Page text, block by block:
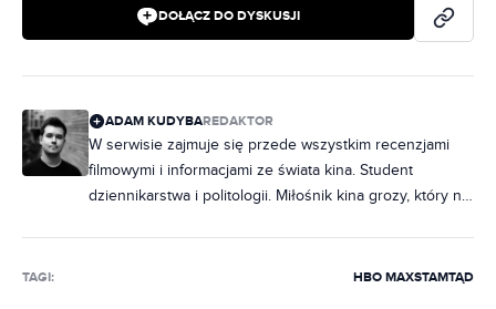
DOŁĄCZ DO DYSKUSJI
ADAM KUDYBAREDAKTOR
W serwisie zajmuje się przede wszystkim recenzjami
filmowymi i informacjami ze świata kina. Student
dziennikarstwa i politologii. Miłośnik kina grozy, który na
większość playlisty na Spotify. Wcześniej publikował w
TAGI: HBO MAXSTAMTĄD